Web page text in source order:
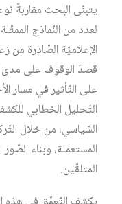
يتبنّى البحث مقاربةً
لعدد من النّماذج
الإعلاميّة الصّادرة
قصدَ الوقوف على مدى
على التّأثير في مسار
التّحليل الخطابي
السّياسي، من خلال
المستعملة، وبناء
المتلقّين.